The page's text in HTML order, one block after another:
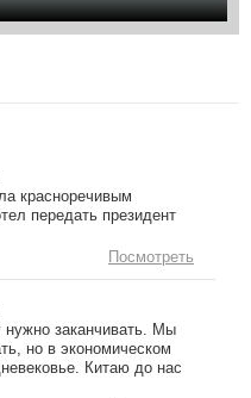
красноречивым
передать президент
Посмотреть
заканчивать. Мы
но в экономическом
Китаю до нас